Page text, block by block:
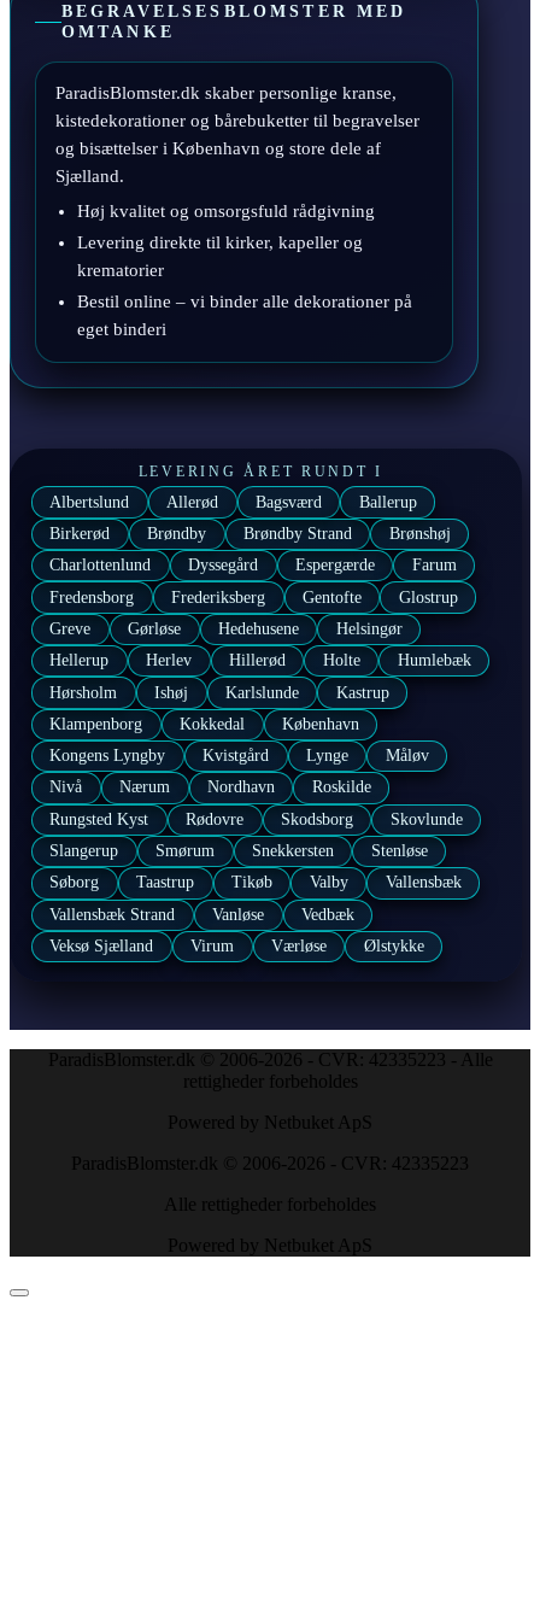
BEGRAVELSESBLOMSTER MED
OMTANKE
ParadisBlomster.dk skaber personlige kranse,
kistedekorationer og bårebuketter til begravelser
og bisættelser i København og store dele af
Sjælland.
Høj kvalitet og omsorgsfuld rådgivning
Levering direkte til kirker, kapeller og
krematorier
Bestil online – vi binder alle dekorationer på
eget binderi
LEVERING ÅRET RUNDT I
Albertslund Allerød Bagsværd
Ballerup
Birkerød
Brøndby Brøndby Strand
Brønshøj
Charlottenlund
Dyssegård Espergærde
Farum
Fredensborg
Frederiksberg Gentofte
Glostrup
Greve
Gørløse Hedehusene
Helsingør
Hellerup
Herlev Hillerød Holte
Humlebæk
Hørsholm
Ishøj Karlslunde
Kastrup
Klampenborg
Kokkedal
København
Kongens Lyngby
Kvistgård Lynge
Måløv
Nivå
Nærum Nordhavn
Roskilde
Rungsted Kyst
Rødovre Skodsborg
Skovlunde
Slangerup
Smørum Snekkersten
Stenløse
Søborg
Taastrup Tikøb Valby
Vallensbæk
Vallensbæk Strand
Vanløse
Vedbæk
Veksø Sjælland
Virum Værløse Ølstykke
ParadisBlomster.dk © 2006-2026 - CVR: 42335223 - Alle
rettigheder forbeholdes
Powered by Netbuket ApS
ParadisBlomster.dk © 2006-2026 - CVR: 42335223
Alle rettigheder forbeholdes
Powered by Netbuket ApS